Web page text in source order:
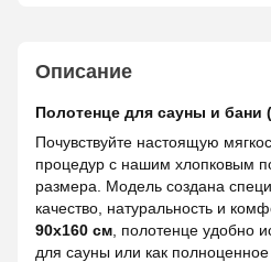
Описание
Полотенце для сауны и бани
Почувствуйте настоящую
процедур с нашим хлопковым
размера. Модель создана
качество, натуральность и
90х160 см , полотенце удобно
для сауны или как